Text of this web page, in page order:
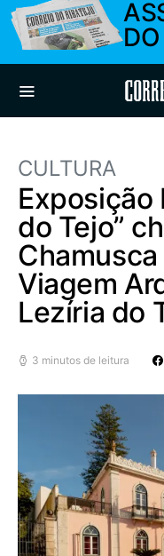
CULTURA
Exposição
do Tejo”
Viagem
Lezíria do
3 minutos de leitura